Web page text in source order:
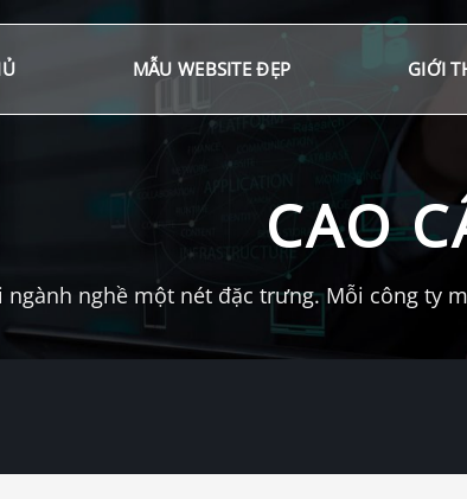
MẪU WEBSITE ĐẸP GIỚI
CAO
ngành nghề một nét đặc trưng. Mỗi công ty